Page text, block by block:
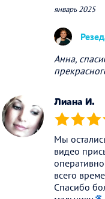
январь 2025
Анна,
Лиана И.
(*) (*) (*)
Мы
видео
всего
Спасибо